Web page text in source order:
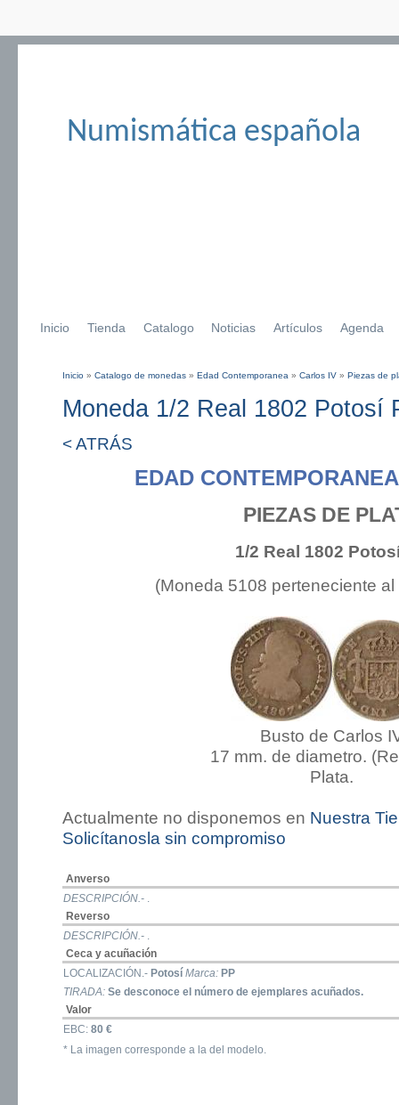
Numismática española
Inicio Tienda Catalogo Noticias Artículos Agenda
Inicio » Catalogo de monedas » Edad Contemporanea » Carlos IV » Piezas de
Moneda 1/2 Real 1802 Potosí
< ATRÁS
EDAD
PIEZAS DE
1/2 Real 1802
(Moneda 5108 perteneciente al
Busto de Carlos
17 mm. de diametro.
Plata.
Actualmente no disponemos en Nuestra
Solicítanosla sin compromiso
Anverso
DESCRIPCIÓN.- .
Reverso
DESCRIPCIÓN.- .
Ceca y acuñación
LOCALIZACIÓN.- Potosí Marca: PP
TIRADA: Se desconoce el número de ejemplares acuñados.
Valor
EBC: 80 €
* La imagen corresponde a la del modelo.